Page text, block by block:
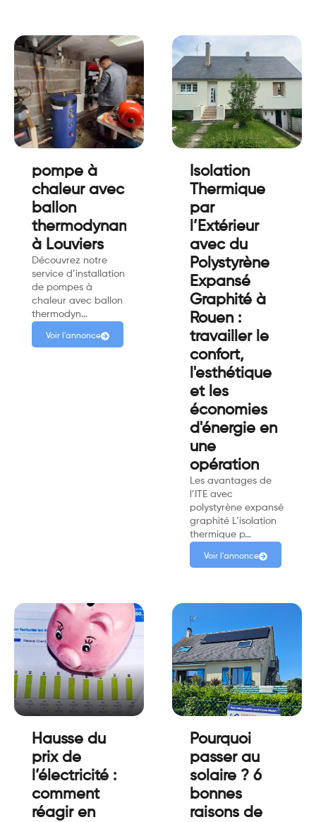
pompe à
chaleur avec
ballon
thermodynamique
à Louviers
Découvrez notre
service d’installation
de pompes à
chaleur avec ballon
thermodyn…
Voir l'annonce
Isolation
Thermique
par
l’Extérieur
avec du
Polystyrène
Expansé
Graphité à
Rouen :
travailler le
confort,
l'esthétique
et les
économies
d'énergie en
une
opération
Les avantages de
l’ITE avec
polystyrène expansé
graphité L’isolation
thermique p…
Voir l'annonce
Hausse du
prix de
l’électricité :
comment
réagir en
Pourquoi
passer au
solaire ? 6
bonnes
raisons de